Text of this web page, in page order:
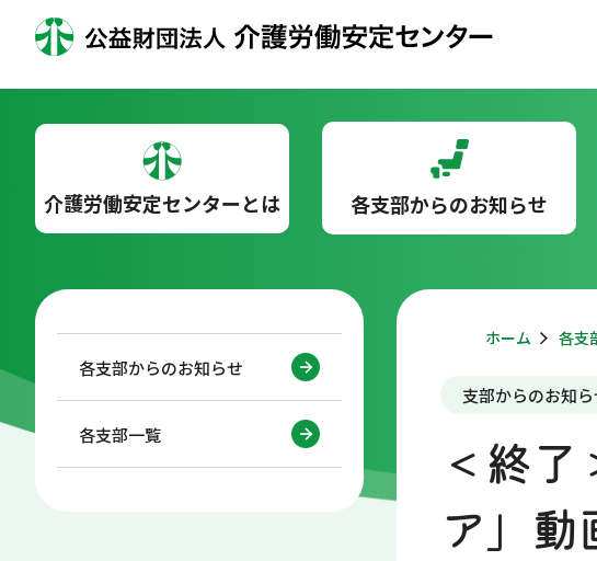
介護労働安定センターとは 各支部からのお知らせ
各支部からのお知らせ
各支部一覧
ホーム 各支
支部からのお知ら
＜終
ア」